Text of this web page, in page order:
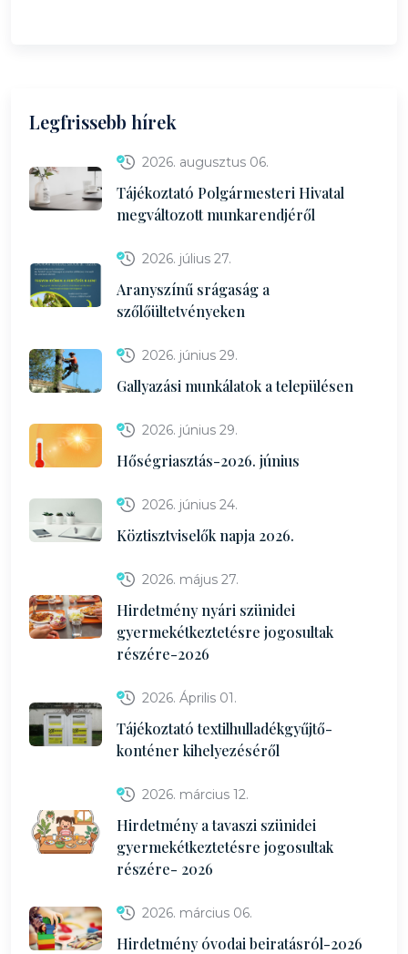
Legfrissebb hírek
2026. augusztus 06.
Tájékoztató Polgármesteri Hivatal
megváltozott munkarendjéről
2026. július 27.
Aranyszínű srágaság a
szőlőültetvényeken
2026. június 29.
Gallyazási munkálatok a településen
2026. június 29.
Hőségriasztás-2026. június
2026. június 24.
Köztisztviselők napja 2026.
2026. május 27.
Hirdetmény nyári szünidei
gyermekétkeztetésre jogosultak
részére-2026
2026. Április 01.
Tájékoztató textilhulladékgyűjtő-
konténer kihelyezéséről
2026. március 12.
Hirdetmény a tavaszi szünidei
gyermekétkeztetésre jogosultak
részére- 2026
2026. március 06.
Hirdetmény óvodai beiratásról-2026